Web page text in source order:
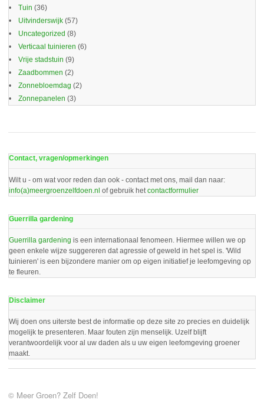
Tuin (36)
Uitvinderswijk (57)
Uncategorized (8)
Verticaal tuinieren (6)
Vrije stadstuin (9)
Zaadbommen (2)
Zonnebloemdag (2)
Zonnepanelen (3)
Contact, vragen/opmerkingen
Wilt u - om wat voor reden dan ook - contact met ons, mail dan naar:
info(a)meergroenzelfdoen.nl of gebruik het contactformulier
Guerrilla gardening
Guerrilla gardening is een internationaal fenomeen. Hiermee willen we op
geen enkele wijze suggereren dat agressie of geweld in het spel is. 'Wild
tuinieren' is een bijzondere manier om op eigen initiatief je leefomgeving op
te fleuren.
Disclaimer
Wij doen ons uiterste best de informatie op deze site zo precies en duidelijk
mogelijk te presenteren. Maar fouten zijn menselijk. Uzelf blijft
verantwoordelijk voor al uw daden als u uw eigen leefomgeving groener
maakt.
© Meer Groen? Zelf Doen!